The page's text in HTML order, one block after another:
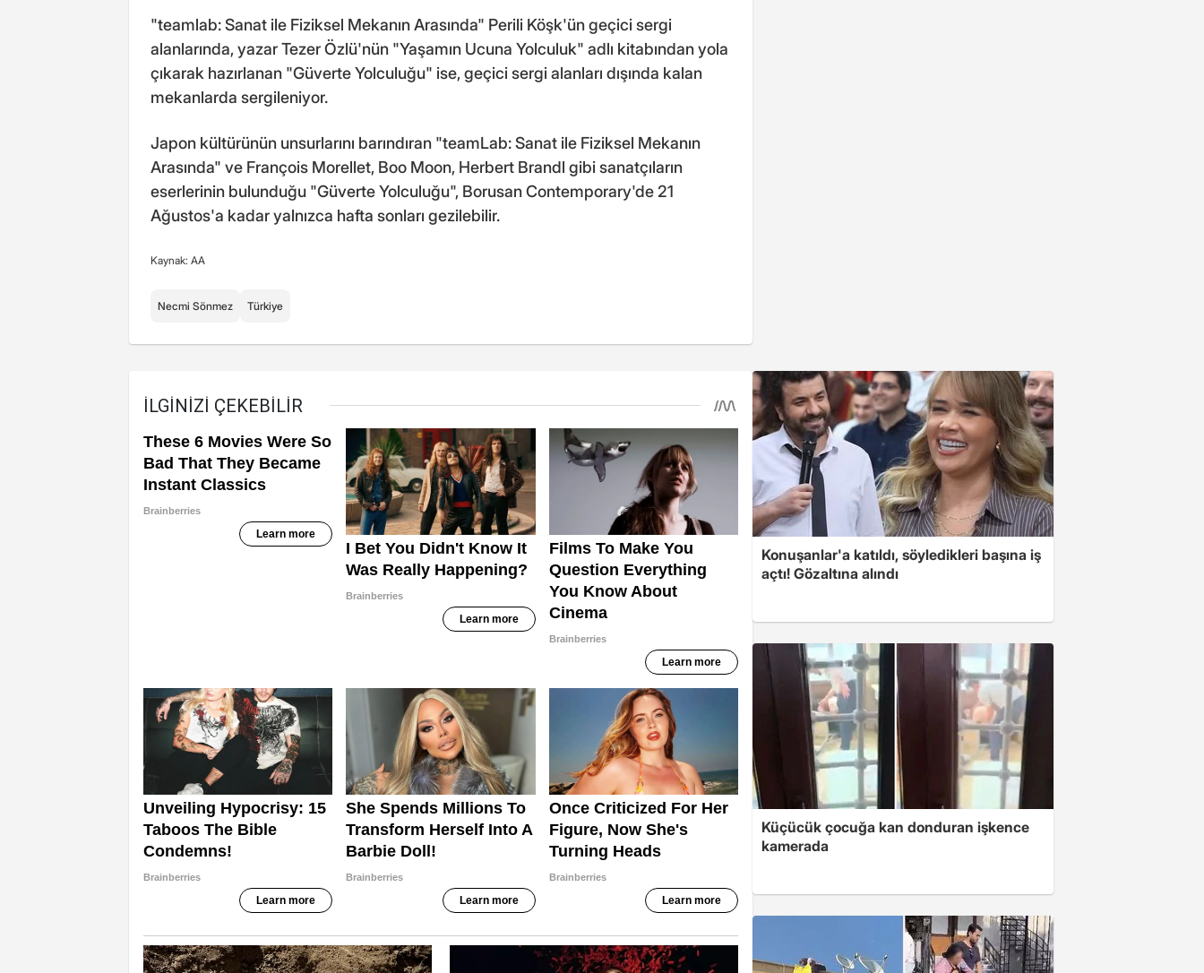
"teamlab: Sanat ile Fiziksel Mekanın Arasında" Perili Köşk'ün geçici sergi
alanlarında, yazar Tezer Özlü'nün "Yaşamın Ucuna Yolculuk" adlı kitabından yola
çıkarak hazırlanan "Güverte Yolculuğu" ise, geçici sergi alanları dışında kalan
mekanlarda sergileniyor.
Japon kültürünün unsurlarını barındıran "teamLab: Sanat ile Fiziksel Mekanın
Arasında" ve François Morellet, Boo Moon, Herbert Brandl gibi sanatçıların
eserlerinin bulunduğu "Güverte Yolculuğu", Borusan Contemporary'de 21
Ağustos'a kadar yalnızca hafta sonları gezilebilir.
Kaynak: AA
Necmi Sönmez Türkiye
Konuşanlar'a katıldı, söyledikleri başına iş
açtı! Gözaltına alındı
Küçücük çocuğa kan donduran işkence
kamerada